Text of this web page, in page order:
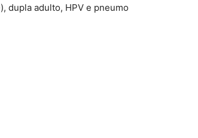
dupla adulto, HPV e pneumo